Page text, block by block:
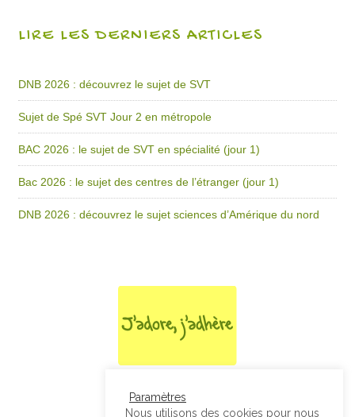
LIRE LES DERNIERS ARTICLES
DNB 2026 : découvrez le sujet de SVT
Sujet de Spé SVT Jour 2 en métropole
BAC 2026 : le sujet de SVT en spécialité (jour 1)
Bac 2026 : le sujet des centres de l’étranger (jour 1)
DNB 2026 : découvrez le sujet sciences d’Amérique du nord
Paramètres
Nous utilisons des cookies pour nous